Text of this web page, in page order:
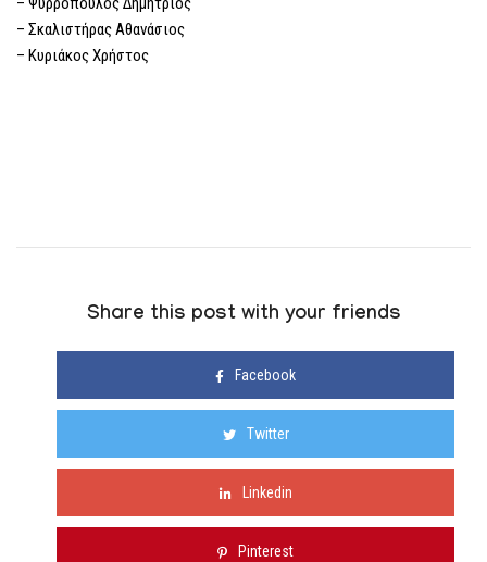
– Σκαλιστήρας Αθανάσιος
– Κυριάκος Χρήστος
Share this post with your friends
Facebook
Twitter
Linkedin
Pinterest